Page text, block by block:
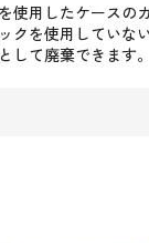
使用したケースの
クを使用していな
して廃棄できます。